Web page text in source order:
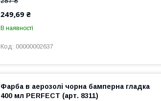
249,69 ₴
В наявності
00000002637
Фарба в аерозолі чорна бамперна гладка
400 мл PERFECT (арт. 8311)